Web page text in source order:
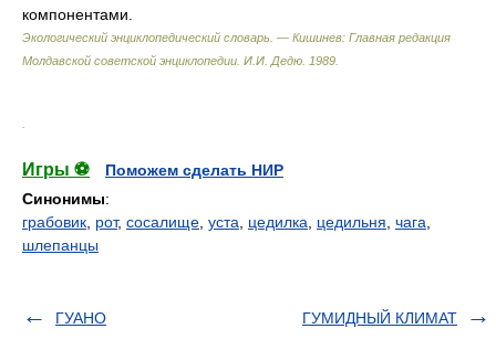
компонентами.
Экологический энциклопедический словарь. — Кишинев: Главная редакция
Молдавской советской энциклопедии И.И. Дедю 1989
Игры ⚽
Поможем сделать НИР
Синонимы:
грабовик рот, сосалище уста цедилка цедильня чага
шлепанцы
ГУАНО ГУМИДНЫЙ КЛИМАТ